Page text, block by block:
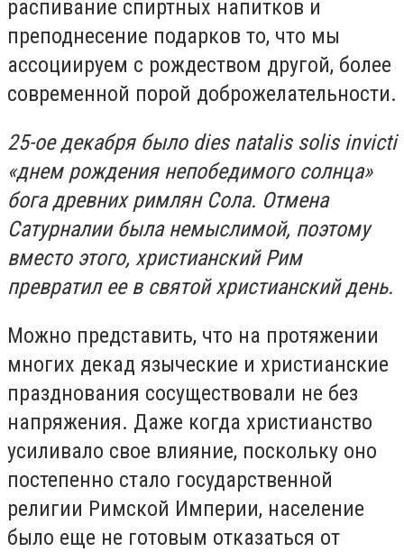
распивание спиртных напитков и
преподнесение подарков то, что мы
ассоциируем с рождеством другой, более
современной порой доброжелательности.
25-ое декабря было dies natalis solis invicti
«днем рождения непобедимого солнца»
бога древних римлян Сола. Отмена
Сатурналии была немыслимой, поэтому
вместо этого, христианский Рим
превратил ее в святой христианский день.
Можно представить, что на протяжении
многих декад языческие и христианские
празднования сосуществовали не без
напряжения. Даже когда христианство
усиливало свое влияние, поскольку оно
постепенно стало государственной
религии Римской Империи, население
было еще не готовым отказаться от